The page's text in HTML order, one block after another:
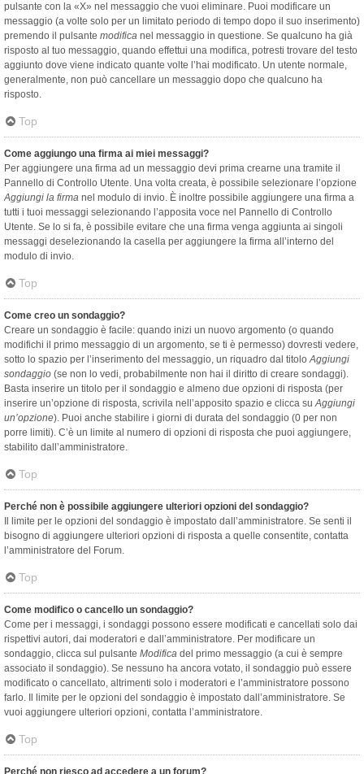
pulsante con la «X» nel messaggio che vuoi eliminare. Puoi modificare un
messaggio (a volte solo per un limitato periodo di tempo dopo il suo inserimento)
premendo il pulsante modifica nel messaggio in questione. Se qualcuno ha già
risposto al tuo messaggio, quando effettui una modifica, potresti trovare del testo
aggiunto dove viene indicato quante volte l’hai modificato. Un utente normale,
generalmente, non può cancellare un messaggio dopo che qualcuno ha
risposto.
Top
Come aggiungo una firma ai miei messaggi?
Per aggiungere una firma ad un messaggio devi prima crearne una tramite il
Pannello di Controllo Utente. Una volta creata, è possibile selezionare l’opzione
Aggiungi la firma nel modulo di invio. È inoltre possibile aggiungere una firma a
tutti i tuoi messaggi selezionando l’apposita voce nel Pannello di Controllo
Utente. Se lo si fa, è possibile evitare che una firma venga aggiunta ai singoli
messaggi deselezionando la casella per aggiungere la firma all’interno del
modulo di invio.
Top
Come creo un sondaggio?
Creare un sondaggio è facile: quando inizi un nuovo argomento (o quando
modifichi il primo messaggio di un argomento, se ti è permesso) dovresti vedere,
sotto lo spazio per l’inserimento del messaggio, un riquadro dal titoloAggiungi
sondaggio (se non lo vedi, probabilmente non hai il diritto di creare sondaggi).
Basta inserire un titolo per il sondaggio e almeno due opzioni di risposta (per
inserire un’opzione di risposta, scrivila nell’apposito spazio e clicca suAggiungi
un’opzione). Puoi anche stabilire i giorni di durata del sondaggio (0 per non
porre limiti). C’è un limite al numero di opzioni di risposta che puoi aggiungere,
stabilito dall’amministratore.
Top
Perché non è possibile aggiungere ulteriori opzioni del sondaggio?
Il limite per le opzioni del sondaggio è impostato dall’amministratore. Se senti il
bisogno di aggiungere ulteriori opzioni di risposta a quelle consentite, contatta
l’amministratore del Forum.
Top
Come modifico o cancello un sondaggio?
Come per i messaggi, i sondaggi possono essere modificati e cancellati solo dai
rispettivi autori, dai moderatori e dall’amministratore. Per modificare un
sondaggio, clicca sul pulsante Modifica del primo messaggio (a cui è sempre
associato il sondaggio). Se nessuno ha ancora votato, il sondaggio può essere
modificato o cancellato, altrimenti solo i moderatori e l’amministratore possono
farlo. Il limite per le opzioni del sondaggio è impostato dall’amministratore. Se
vuoi aggiungere ulteriori opzioni, contatta l’amministratore.
Top
Perché non riesco ad accedere a un forum?